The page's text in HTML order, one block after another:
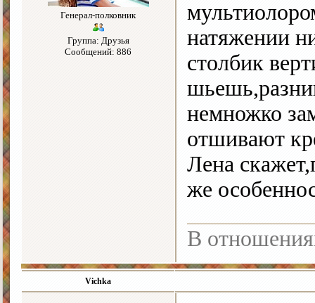
Генерал-полковник
Группа: Друзья
Сообщений: 886
натяжении
столбик
немножко
отшивают
Лена
же
В
Vichka